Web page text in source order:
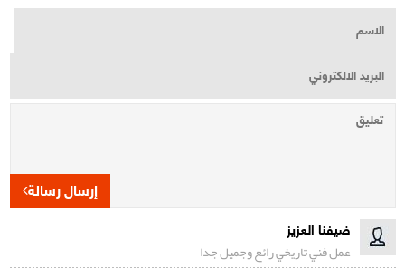
إرسال رسالة
ضيفنا العزيز
عمل فني تاريخي رائع وجميل جدا